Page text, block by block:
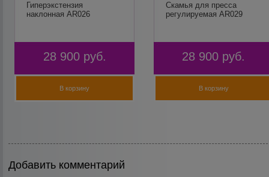
Гиперэкстензия
наклонная AR026
28 900 руб.
В корзину
Скамья для пресса
регулируемая AR029
28 900 руб.
В корзину
Добавить комментарий